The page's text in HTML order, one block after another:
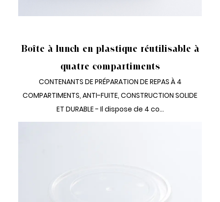
Boîte à lunch en plastique réutilisable à
quatre compartiments
CONTENANTS DE PRÉPARATION DE REPAS À 4
COMPARTIMENTS, ANTI-FUITE, CONSTRUCTION SOLIDE
ET DURABLE - Il dispose de 4 co...